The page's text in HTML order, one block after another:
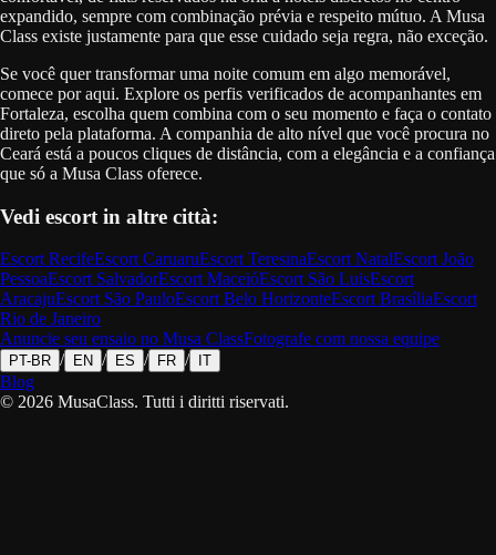
expandido, sempre com combinação prévia e respeito mútuo. A Musa
Class existe justamente para que esse cuidado seja regra, não exceção.
Se você quer transformar uma noite comum em algo memorável,
comece por aqui. Explore os perfis verificados de acompanhantes em
Fortaleza, escolha quem combina com o seu momento e faça o contato
direto pela plataforma. A companhia de alto nível que você procura no
Ceará está a poucos cliques de distância, com a elegância e a confiança
que só a Musa Class oferece.
Vedi escort in altre città:
Escort RecifeEscort CaruaruEscort TeresinaEscort NatalEscort João
PessoaEscort SalvadorEscort MaceióEscort São LuisEscort
AracajuEscort São PauloEscort Belo HorizonteEscort BrasíliaEscort
Rio de Janeiro
Anuncie seu ensaio no Musa ClassFotografe com nossa equipe
PT-BR / EN / ES / FR / IT
Blog
© 2026 MusaClass. Tutti i diritti riservati.